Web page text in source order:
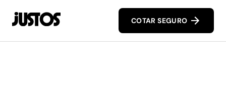
COTAR SEGURO